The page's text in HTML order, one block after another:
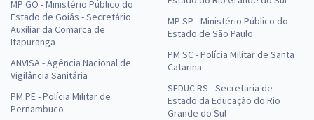
MP GO - Ministério Público do
Estado de Goiás - Secretário
Auxiliar da Comarca de
Itapuranga
ANVISA - Agência Nacional de
Vigilância Sanitária
PM PE - Polícia Militar de
Pernambuco
MP SP - Ministério Público do
Estado de São Paulo
PM SC - Polícia Militar de Santa
Catarina
SEDUC RS - Secretaria de
Estado da Educação do Rio
Grande do Sul